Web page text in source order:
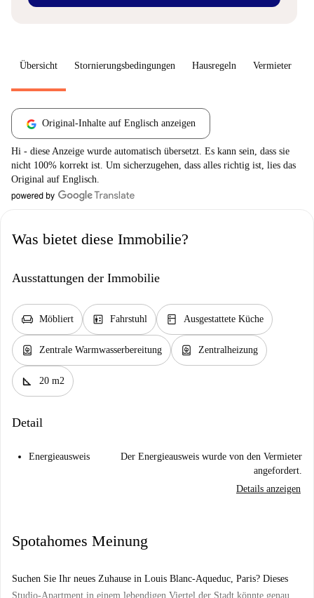
Übersicht Stornierungsbedingungen Hausregeln Vermieter
Original-Inhalte auf Englisch anzeigen
Hi - diese Anzeige wurde automatisch übersetzt. Es kann sein, dass sie
nicht 100% korrekt ist. Um sicherzugehen, dass alles richtig ist, lies das
Original auf Englisch.
Was bietet diese Immobilie?
Ausstattungen der Immobilie
chair Möbliert elevator Fahrstuhl kitchen Ausgestattete Küche
water_heater Zentrale Warmwasserbereitung water_heater Zentralheizung
square_foot 20 m2
Detail
Energieausweis
Der Energieausweis wurde von den Vermieter
angefordert.
Details anzeigen
Spotahomes Meinung
Suchen Sie Ihr neues Zuhause in Louis Blanc-Aqueduc, Paris? Dieses
Studio-Apartment in einem lebendigen Viertel der Stadt könnte genau